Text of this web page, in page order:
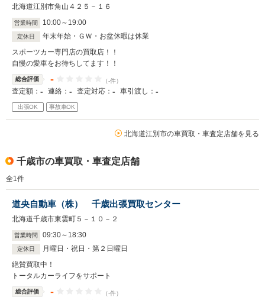
北海道江別市角山４２５－１６
営業時間 10:00～ 19:00
定休日
年末年始・ＧＷ・お盆休暇は休業
スポーツカー専門店の買取店！！
自慢の愛車をお待ちしてます！！
総合評価 - （-件）
査定額： - 連絡： - 査定対応： - 車引渡し： -
出張OK 事故車OK
北海道江別市の車買取・車査定店舗を見る
千歳市の車買取・車査定店舗
全1件
道央自動車（株） 千歳出張買取センター
北海道千歳市東雲町５－１０－２
営業時間 09:30～ 18:30
定休日
月曜日・祝日・第２日曜日
絶賛買取中！
トータルカーライフをサポート
総合評価 - （-件）